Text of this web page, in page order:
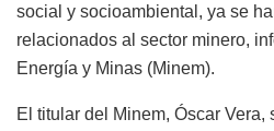
social y socioambiental, ya se
relacionados al sector minero,
Energía y Minas (Minem).
El titular del Minem, Óscar Vera,